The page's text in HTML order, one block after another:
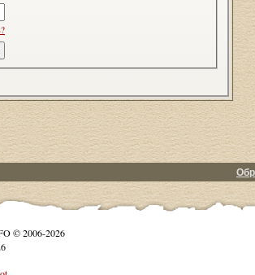
© 2006-2026